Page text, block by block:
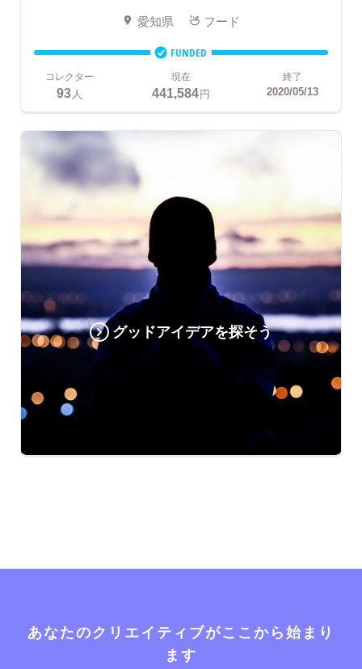
愛知県 フード
FUNDED
コレクター
93人
現在
441,584円
終了
2020/05/13
グッドアイデアを探そう
あなたのクリエイティブがここから始まり
ます